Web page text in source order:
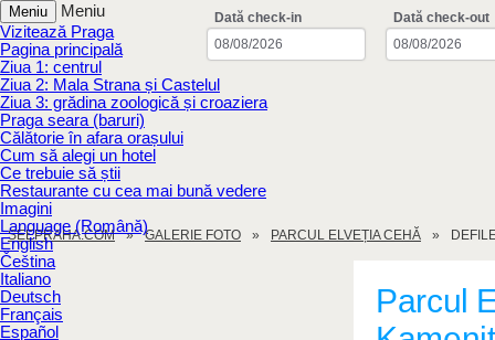
Meniu
Meniu
Vizitează Praga
Pagina principală
Ziua 1: centrul
Ziua 2: Mala Strana și Castelul
Ziua 3: grădina zoologică și croaziera
Praga seara (baruri)
Călătorie în afara orașului
Cum să alegi un hotel
Ce trebuie să știi
Restaurante cu cea mai bună vedere
Imagini
Language (Română)
English
Čeština
Italiano
Deutsch
Français
Español
Dată check-in Dată check-out
SEEPRAHA.COM GALERIE FOTO PARCUL ELVEȚIA CEHĂ
Parcul